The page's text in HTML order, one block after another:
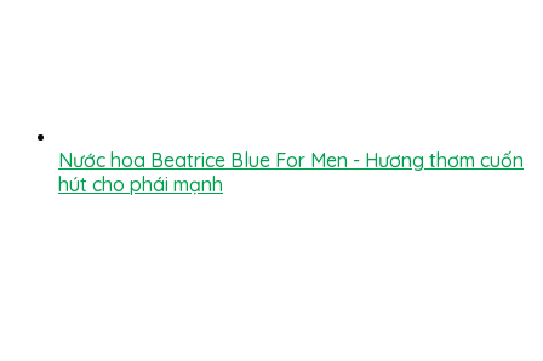
Nước hoa Beatrice Blue For Men - Hương thơm cuốn
hút cho phái mạnh